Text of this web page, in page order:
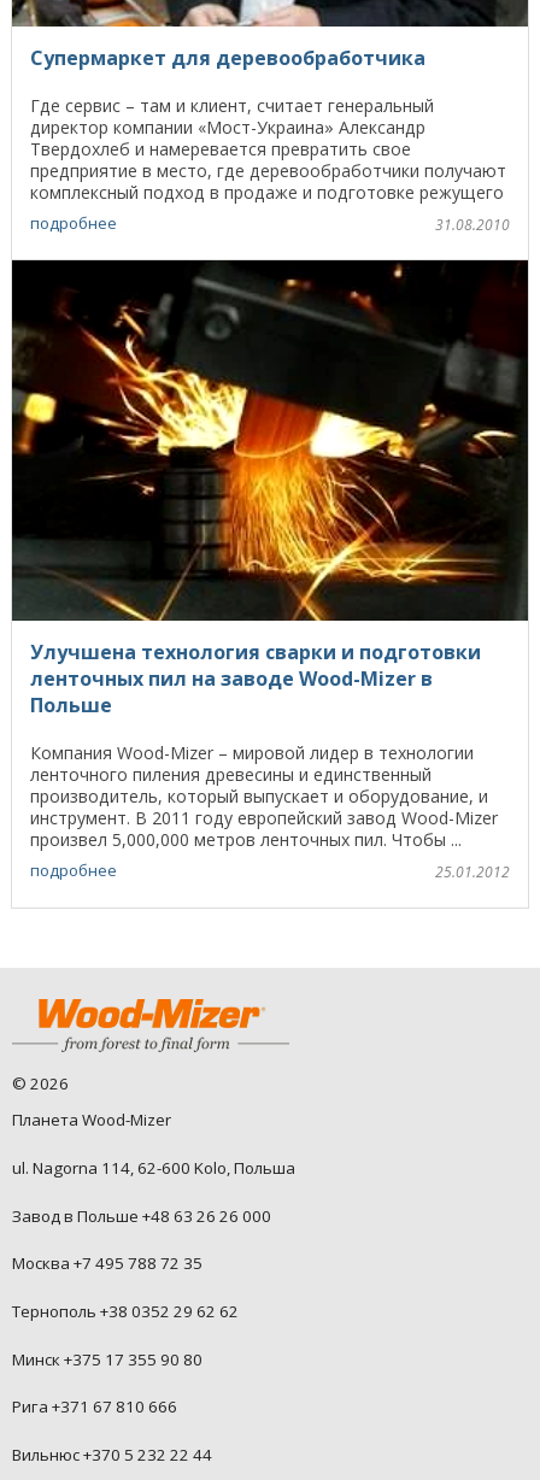
Супермаркет для деревообработчика
Где сервис – там и клиент, считает генеральный
директор компании «Мост-Украина» Александр
Твердохлеб и намеревается превратить свое
предприятие в место, где деревообработчики получают
комплексный подход в продаже и подготовке режущего
инструмента. - ...
подробнее 31.08.2010
Улучшена технология сварки и подготовки
ленточных пил на заводе Wood-Mizer в
Польше
Компания Wood-Mizer – мировой лидер в технологии
ленточного пиления древесины и единственный
производитель, который выпускает и оборудование, и
инструмент. В 2011 году европейский завод Wood-Mizer
произвел 5,000,000 метров ленточных пил. Чтобы ...
подробнее 25.01.2012
© 2026
Планета Wood-Mizer
ul. Nagorna 114, 62-600 Kolo, Польша
Завод в Польше +48 63 26 26 000
Москва +7 495 788 72 35
Тернополь +38 0352 29 62 62
Минск +375 17 355 90 80
Рига +371 67 810 666
Вильнюс +370 5 232 22 44